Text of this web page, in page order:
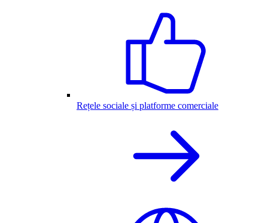
Rețele sociale și platforme comerciale